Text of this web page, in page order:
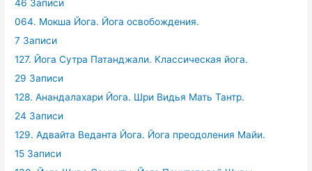
46 Записи
064. Мокша Йога. Йога освобождения.
7 Записи
127. Йога Сутра Патанджали. Классическая йога.
29 Записи
128. Анандалахари Йога. Шри Видья Мать Тантр.
24 Записи
129. Адвайта Веданта Йога. Йога преодоления Майи.
15 Записи